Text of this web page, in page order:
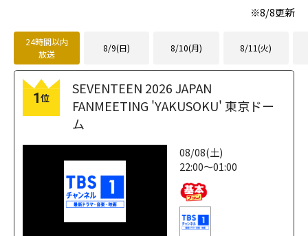
※8/8更新
24時間以内
放送
8/9(日) 8/10(月) 8/11(火)
1位
SEVENTEEN 2026 JAPAN
FANMEETING 'YAKUSOKU' 東京ドー
ム
08/08(土)
22:00～01:00